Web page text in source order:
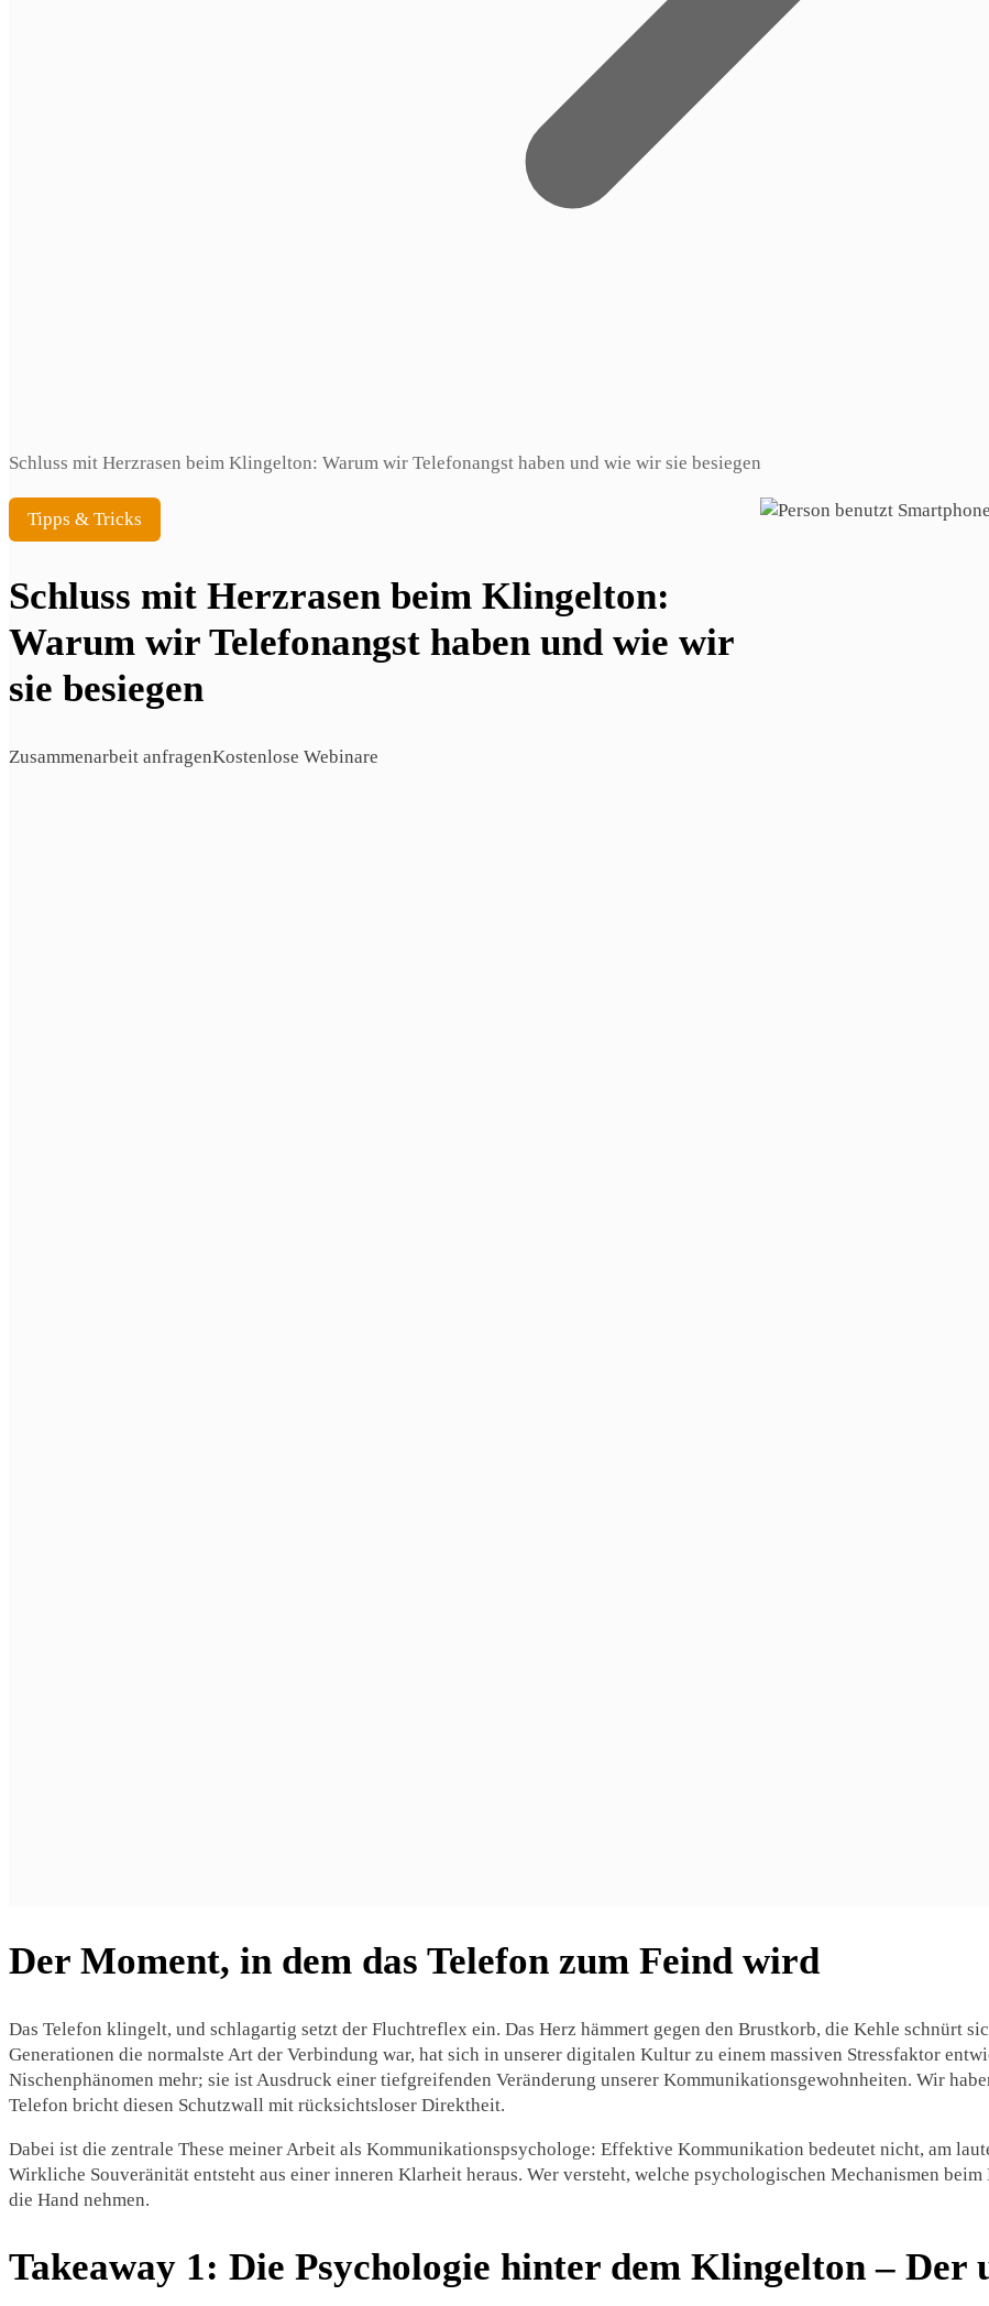
Schluss mit Herzrasen beim Klingelton: Warum wir Telefonangst haben und wie wir sie besiegen
Tipps & Tricks
Schluss mit Herzrasen beim Klingelton:
Warum wir Telefonangst haben und wie wir
sie besiegen
Zusammenarbeit anfragenKostenlose Webinare
Der Moment, in dem das Telefon zum Feind wird
Das Telefon klingelt, und schlagartig setzt der Fluchtreflex ein. Das Herz hämmert gegen den Brustkorb, die Kehle schnürt
Generationen die normalste Art der Verbindung war, hat sich in unserer digitalen Kultur zu einem massiven Stressfaktor
Nischenphänomen mehr; sie ist Ausdruck einer tiefgreifenden Veränderung unserer Kommunikationsgewohnheiten. Wir
Telefon bricht diesen Schutzwall mit rücksichtsloser Direktheit.
Dabei ist die zentrale These meiner Arbeit als Kommunikationspsychologe: Effektive Kommunikation bedeutet nicht, am
Wirkliche Souveränität entsteht aus einer inneren Klarheit heraus. Wer versteht, welche psychologischen Mechanismen
die Hand nehmen.
Takeaway 1: Die Psychologie hinter dem Klingelton – Der